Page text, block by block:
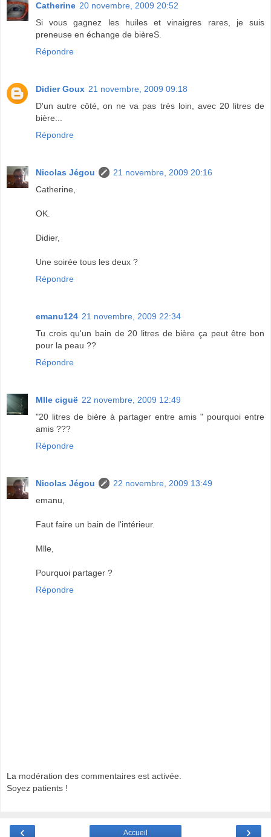
Catherine 20 novembre, 2009 20:52
Si vous gagnez les huiles et vinaigres rares, je suis
preneuse en échange de bièreS.
Répondre
Didier Goux 21 novembre, 2009 09:18
D'un autre côté, on ne va pas très loin, avec 20 litres de
bière...
Répondre
Nicolas Jégou
21 novembre, 2009 20:16
Catherine,
OK.
Didier,
Une soirée tous les deux ?
Répondre
emanu124 21 novembre, 2009 22:34
Tu crois qu'un bain de 20 litres de bière ça peut être bon
pour la peau ??
Répondre
Mlle ciguë 22 novembre, 2009 12:49
"20 litres de bière à partager entre amis " pourquoi entre
amis ???
Répondre
Nicolas Jégou
22 novembre, 2009 13:49
emanu,
Faut faire un bain de l'intérieur.
Mlle,
Pourquoi partager ?
Répondre
La modération des commentaires est activée.
Soyez patients !
‹ ›
Accueil